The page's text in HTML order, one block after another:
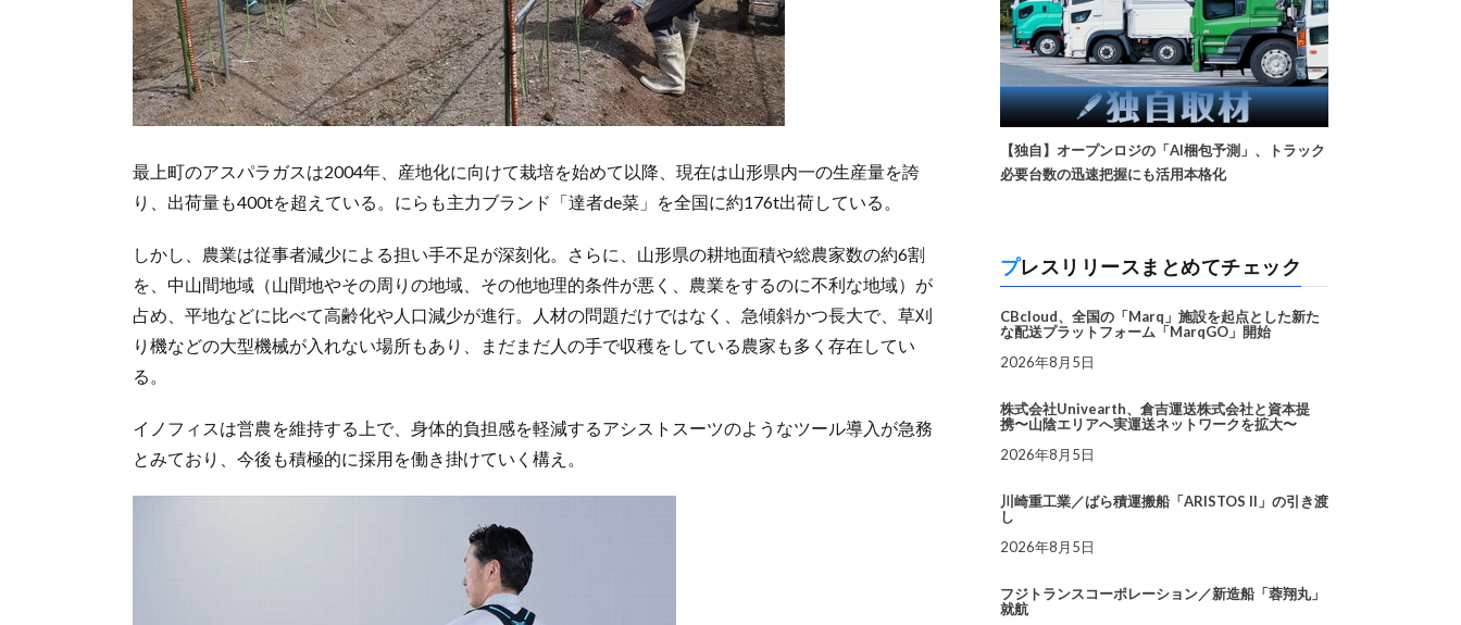
最上町のアスパラガスは2004年、産地化に向けて栽培を始めて以降、現在は山形県内一の生産量を誇
り、出荷量も400tを超えている。にらも主力ブランド「達者de菜」を全国に約176t出荷している。
しかし、農業は従事者減少による担い手不足が深刻化。さらに、山形県の耕地面積や総農家数の約6割
を、中山間地域（山間地やその周りの地域、その他地理的条件が悪く、農業をするのに不利な地域）が
占め、平地などに比べて高齢化や人口減少が進行。人材の問題だけではなく、急傾斜かつ長大で、草刈
り機などの大型機械が入れない場所もあり、まだまだ人の手で収穫をしている農家も多く存在してい
る。
イノフィスは営農を維持する上で、身体的負担感を軽減するアシストスーツのようなツール導入が急務
とみており、今後も積極的に採用を働き掛けていく構え。
【独自】オープンロジの「AI梱包予測」、トラック
必要台数の迅速把握にも活用本格化
プレスリリースまとめてチェック
CBcloud、全国の「Marq」施設を起点とした新た
な配送プラットフォーム「MarqGO」開始
2026年8月5日
株式会社Univearth、倉吉運送株式会社と資本提
携〜山陰エリアへ実運送ネットワークを拡大〜
2026年8月5日
川崎重工業／ばら積運搬船「ARISTOS II」の引き渡
し
2026年8月5日
フジトランスコーポレーション／新造船「蓉翔丸」
就航